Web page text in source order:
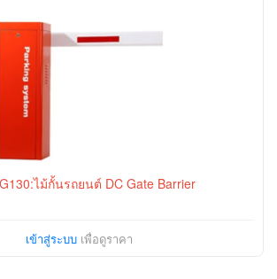
ไม้กั้นรถยนต์ DC Gate Barrier
เข้าสู่ระบบเพื่อดูราคา